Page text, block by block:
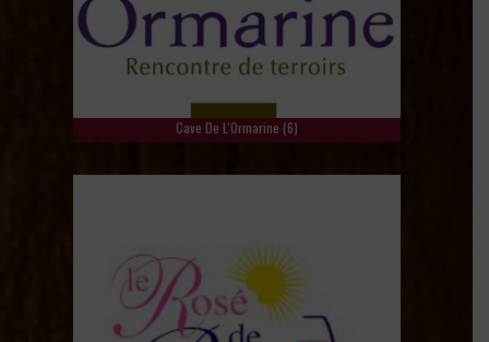
Cave De L'Ormarine (6)